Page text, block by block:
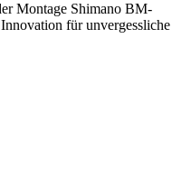
Montage Shimano BM-
für unvergessliche